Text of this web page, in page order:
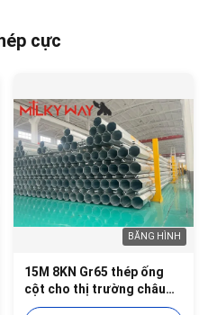
cực
BĂNG HÌNH
15M 8KN Gr65 thép ống
cột cho thị trường châu
Phi với và BV chứng nhận